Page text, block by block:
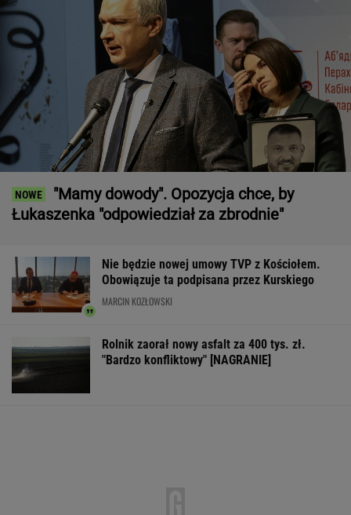
"Mamy dowody". Opozycja chce, by
Łukaszenka "odpowiedział za zbrodnie"
Nie będzie nowej umowy TVP z Kościołem.
Obowiązuje ta podpisana przez Kurskiego
MARCIN KOZŁOWSKI
Rolnik zaorał nowy asfalt za 400 tys. zł.
"Bardzo konfliktowy" [NAGRANIE]